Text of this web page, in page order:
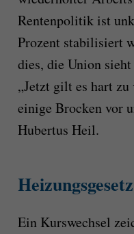
Rentenpolitik ist
Prozent stabilisiert
dies, die Union
„Jetzt gilt es hart
einige Brocken vor
Hubertus Heil.
Heizungsgesetz
Ein Kurswechsel